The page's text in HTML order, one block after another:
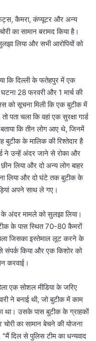
कैमरा, कंप्यूटर और अन्य
का सामान बरामद किया है।
लिया और सभी आरोपियों को
कि दिल्ली के फतेहपुर में एक
28 फरवरी और 1 मार्च की
को सूचना मिली कि एक बुटीक में
पता चला कि वहां एक सुरक्षा गार्ड
कि तीन लोग आए थे, जिनमें
बुटीक के मालिक की रिश्तेदार है
ने उन्हें अंदर जाने से रोका और
लिया और दो अन्य लोग बाहर
लिया और दो घंटे तक बुटीक के
अपने साथ ले गए।
अंदर मामले को सुलझा लिया।
के पास स्थित 70-80 कैमरों
जिसका इस्तेमाल लूट करने के
संपर्क किया और एक किशोर को
करवाई।
एक सोशल मीडिया के जरिए
ने बनाई थी, जो बुटीक में काम
था। उसके पास बुटीक के ग्राहकों
चोरी का सामान बेचने की योजना
"मैं दिल से पुलिस टीम का धन्यवाद